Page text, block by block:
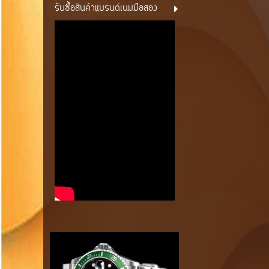
รับซื้อสินค้าแบรนด์เนมมือสอง